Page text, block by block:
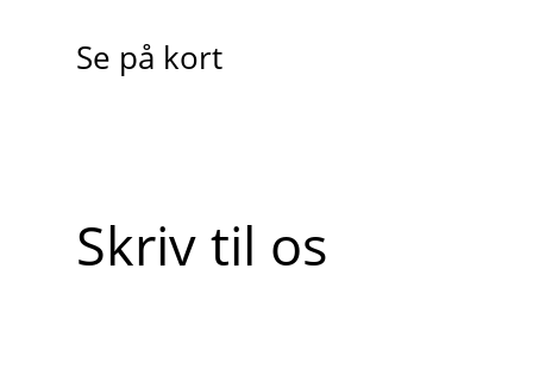
Se på kort
Skriv til os